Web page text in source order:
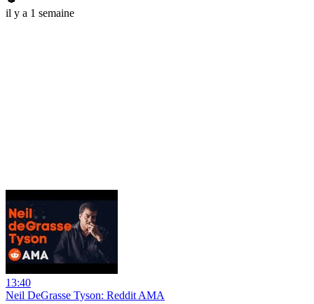
il y a 1 semaine
13:40
Neil DeGrasse Tyson: Reddit AMA